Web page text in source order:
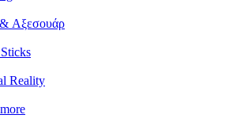
Αξεσουάρ
Reality